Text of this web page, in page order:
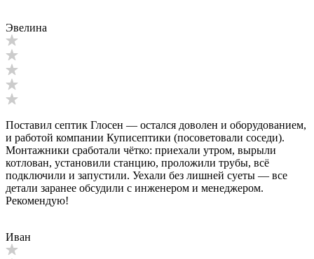
Эвелина
Поставил септик Глосен — остался доволен и оборудованием,
и работой компании Куписептики (посоветовали соседи).
Монтажники сработали чётко: приехали утром, вырыли
котлован, установили станцию, проложили трубы, всё
подключили и запустили. Уехали без лишней суеты — все
детали заранее обсудили с инженером и менеджером.
Рекомендую!
Иван